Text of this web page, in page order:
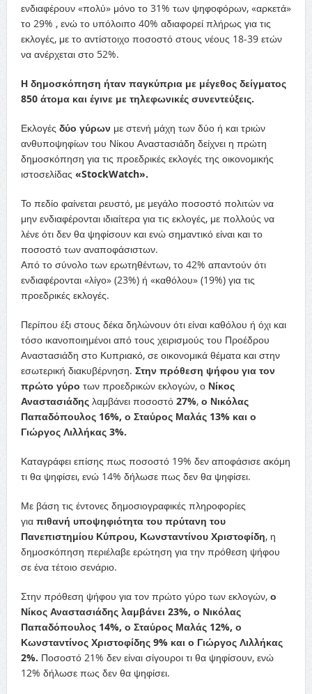
ενδιαφέρουν «πολύ» μόνο το 31% των ψηφοφόρων, «αρκετά»
το 29% , ενώ το υπόλοιπο 40% αδιαφορεί πλήρως για τις
εκλογές, με το αντίστοιχο ποσοστό στους νέους 18-39 ετών
να ανέρχεται στο 52%.
Η δημοσκόπηση ήταν παγκύπρια με μέγεθος δείγματος
850 άτομα και έγινε με τηλεφωνικές συνεντεύξεις.
Εκλογές δύο γύρωνμε στενή μάχη των δύο ή και τριών
ανθυποψηφίων του Νίκου Αναστασιάδη δείχνει η πρώτη
δημοσκόπηση για τις προεδρικές εκλογές της οικονομικής
ιστοσελίδας «StockWatch».
Το πεδίο φαίνεται ρευστό, με μεγάλο ποσοστό πολιτών να
μην ενδιαφέρονται ιδιαίτερα για τις εκλογές, με πολλούς να
λένε ότι δεν θα ψηφίσουν και ενώ σημαντικό είναι και το
ποσοστό των αναποφάσιστων.
Από το σύνολο των ερωτηθέντων, το 42% απαντούν ότι
ενδιαφέρονται «λίγο» (23%) ή «καθόλου» (19%) για τις
προεδρικές εκλογές.
Περίπου έξι στους δέκα δηλώνουν ότι είναι καθόλου ή όχι και
τόσο ικανοποιημένοι από τους χειρισμούς του Προέδρου
Αναστασιάδη στο Κυπριακό, σε οικονομικά θέματα και στην
εσωτερική διακυβέρνηση. Στην πρόθεση ψήφου για τον
πρώτο γύρο των προεδρικών εκλογών, ο Νίκος
Αναστασιάδηςλαμβάνει ποσοστό 27%, ο Νικόλας
Παπαδόπουλος 16%, ο Σταύρος Μαλάς 13% και ο
Γιώργος Λιλλήκας 3%.
Καταγράφει επίσης πως ποσοστό 19% δεν αποφάσισε ακόμη
τι θα ψηφίσει, ενώ 14% δήλωσε πως δεν θα ψηφίσει.
Με βάση τις έντονες δημοσιογραφικές πληροφορίες
για πιθανή υποψηφιότητα του πρύτανη του
Πανεπιστημίου Κύπρου, Κωνσταντίνου Χριστοφίδη, η
δημοσκόπηση περιέλαβε ερώτηση για την πρόθεση ψήφου
σε ένα τέτοιο σενάριο.
Στην πρόθεση ψήφου για τον πρώτο γύρο των εκλογών, ο
Νίκος Αναστασιάδης λαμβάνει 23%, ο Νικόλας
Παπαδόπουλος 14%, ο Σταύρος Μαλάς 12%, ο
Κωνσταντίνος Χριστοφίδης 9% και ο Γιώργος Λιλλήκας
2%. Ποσοστό 21% δεν είναι σίγουροι τι θα ψηφίσουν, ενώ
12% δήλωσε πως δεν θα ψηφίσει.